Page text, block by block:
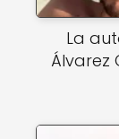
La
Álvarez